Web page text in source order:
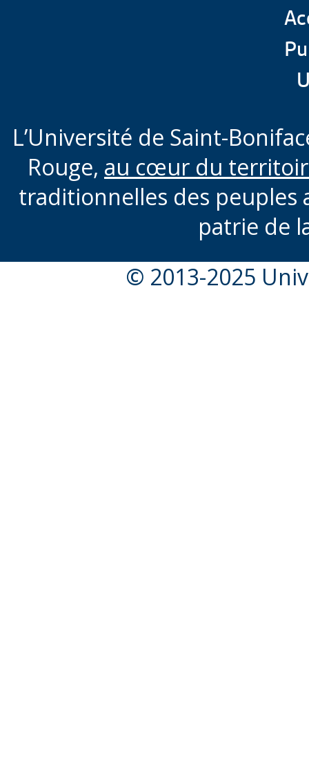
L’Université de Saint-
Rouge, au cœur du
traditionnelles des peuples
patrie de
© 2013-2025